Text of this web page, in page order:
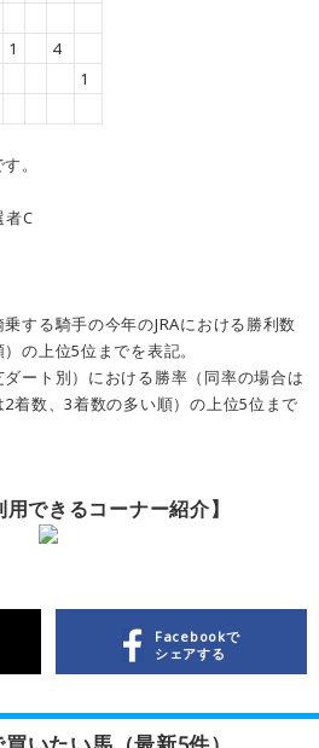
1
4
1
。
者C
する騎手の今年のJRAにおける勝利数
の上位5位までを表記。
ート別）における勝率（同率の場合は
着数、3着数の多い順）の上位5位まで
用できるコーナー紹介】
Facebookで
シェアする